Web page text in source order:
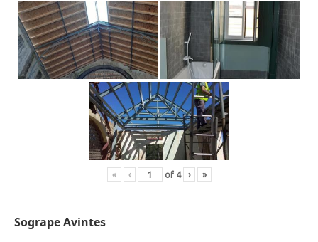
« ‹ of 4 › »
Sogrape Avintes